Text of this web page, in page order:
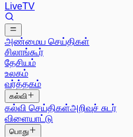
LiveTV
அண்மைய செய்திகள்
சிலாங்கூர்
தேசியம்
உலகம்
வர்த்தகம்
கல்வி
கல்வி செய்திகள்அறிவுச் சுடர்
விளையாட்டு
பொது